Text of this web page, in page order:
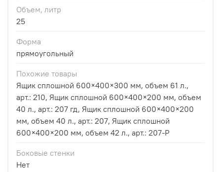
Объем, литр
25
Форма
прямоугольный
Похожие товары
Ящик сплошной 600×400×300 мм, объем 61 л.,
арт.: 210, Ящик сплошной 600×400×200 мм, объем
40 л., арт.: 207 гд, Ящик сплошной 600×400×200
мм, объем 40 л., арт.: 207, Ящик сплошной
600×400×200 мм, объем 42 л., арт.: 207-P
Боковые стенки
Нет